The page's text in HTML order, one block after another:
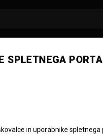
SPLETNEGA
in uporabnike